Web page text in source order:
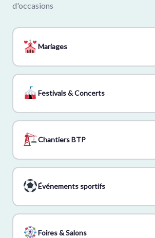
d'occasions
Mariages
Festivals & Concerts
Chantiers BTP
Événements sportifs
Foires & Salons